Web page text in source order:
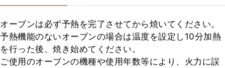
オーブンは必ず予熱を完了させてから焼いてください。
予熱機能のないオーブンの場合は温度を設定し10分加熱
を行った後、焼き始めてください。
ご使用のオーブンの機種や使用年数等により、火力に誤